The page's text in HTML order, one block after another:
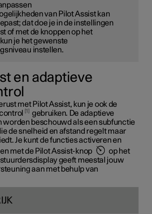
van Pilot Assist kan
dat doe je in de instellingen
of met de knoppen op het
je het gewenste
instellen.
en adaptieve
met Pilot Assist, kun je ook de
1
gebruiken. De adaptieve
worden beschouwd als een subfunctie
de snelheid en afstand regelt maar
Je kunt de functies activeren en
met de Pilot Assist-knop
op het
geeft meestal jouw
aan met behulp van